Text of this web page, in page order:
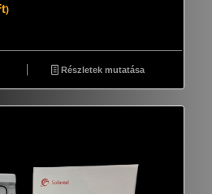
)
Részletek mutatása